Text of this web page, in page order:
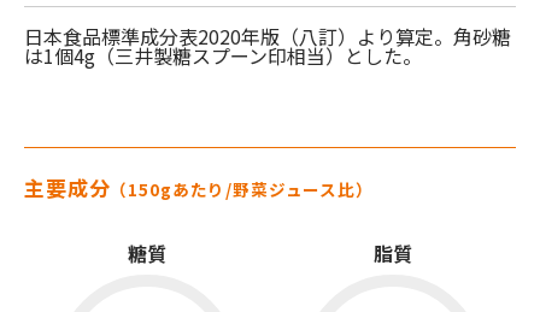
日本食品標準成分表2020年版（八訂）より算定。角砂糖
は1個4g（三井製糖スプーン印相当）とした。
主要成分 （150gあたり/野菜ジュース 比）
糖質 脂質